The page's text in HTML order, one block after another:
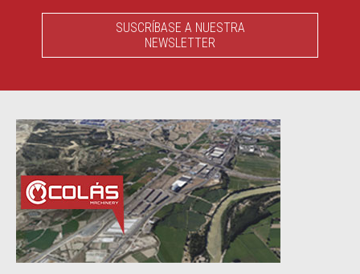
SUSCRÍBASE A NUESTRA
NEWSLETTER